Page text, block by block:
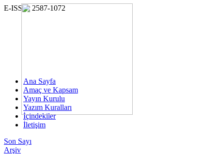
E-ISSN: 2587-1072
Ana Sayfa
Amaç ve Kapsam
Yayın Kurulu
Yazım Kuralları
İçindekiler
İletişim
Son Sayı
Arşiv